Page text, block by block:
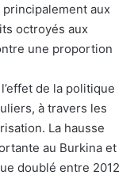
aux
octroyés aux
une proportion
de la politique
à travers les
La hausse
au Burkina et
doublé entre 2012